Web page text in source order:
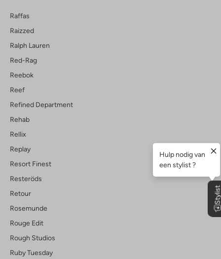
Raffas
Raizzed
Ralph Lauren
Red-Rag
Reebok
Reef
Refined Department
Rehab
Rellix
Replay
Resort Finest
Resteröds
Retour
Rosemunde
Rouge Edit
Rough Studios
Ruby Tuesday